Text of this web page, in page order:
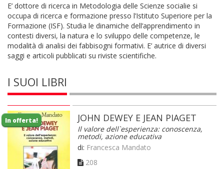
E’ dottore di ricerca in Metodologia delle Scienze socialie si
occupa di ricerca e formazione presso l’Istituto Superiore per la
Formazione (ISF). Studia le dinamiche dell’apprendimento in
contesti diversi, la natura e lo sviluppo delle competenze, le
modalità di analisi dei fabbisogni formativi. E’ autrice di diversi
saggi e articoli pubblicati su riviste scientifiche.
I SUOI LIBRI
In offerta! JOHN DEWEY E JEAN PIAGET
Il valore dell`esperienza: conoscenza,
metodi, azione educativa
di: Francesca Mandato
208